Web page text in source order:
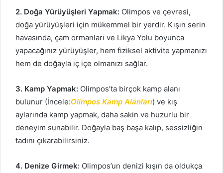
2. Doğa Yürüyüşleri Yapmak: Olimpos ve çevresi,
doğa yürüyüşleri için mükemmel bir yerdir. Kışın serin
havasında, çam ormanları ve Likya Yolu boyunca
yapacağınız yürüyüşler, hem fiziksel aktivite yapmanızı
hem de doğayla iç içe olmanızı sağlar.
3. Kamp Yapmak: Olimpos’ta birçok kamp alanı
bulunur (İncele:Olimpos Kamp Alanları) ve kış
aylarında kamp yapmak, daha sakin ve huzurlu bir
deneyim sunabilir. Doğayla baş başa kalıp, sessizliğin
tadını çıkarabilirsiniz.
4. Denize Girmek: Olimpos’un denizi kışın da oldukça